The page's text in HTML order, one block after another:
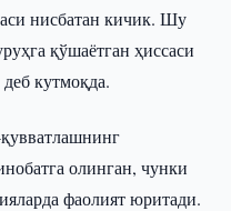
нисбатан кичик. Шу
қўшаётган ҳиссаси
кутмоқда.
олинган, чунки
фаолият юритади.